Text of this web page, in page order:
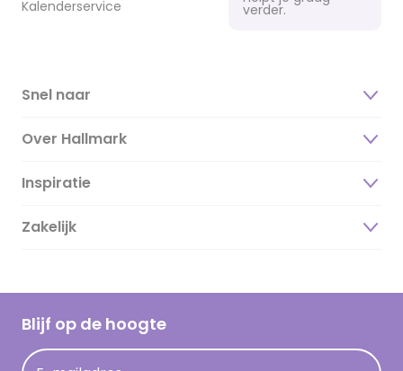
Kalenderservice
verder.
Snel naar
Over Hallmark
Over ons
Duurzaamheid
Hallmark Kaartclub
Acties
Inspiratie
Magazine
Cadeau inspiratie
Kaartinspiratie
Zakelijk
Blijf op de hoogte